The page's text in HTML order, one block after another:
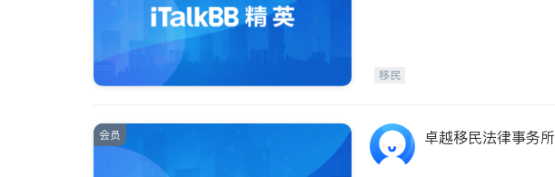
移民
会员 卓越移民法律事务所